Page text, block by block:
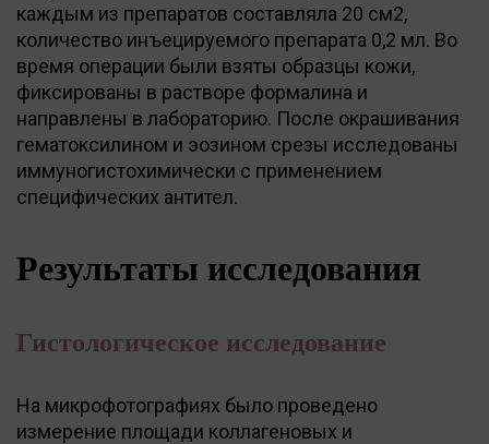
каждым из препаратов составляла 20 см2,
количество инъецируемого препарата 0,2 мл. Во
время операции были взяты образцы кожи,
фиксированы в растворе формалина и
направлены в лабораторию. После окрашивания
гематоксилином и эозином срезы исследованы
иммуногистохимически с применением
специфических антител.
Результаты исследования
Гистологическое исследование
На микрофотографиях было проведено
измерение площади коллагеновых и